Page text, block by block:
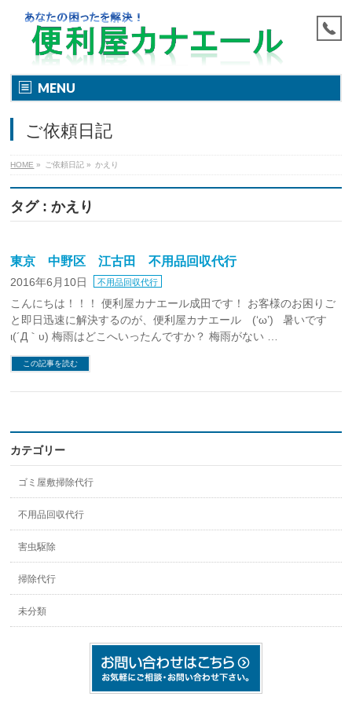
MENU
ご依頼日記
HOME » ご依頼日記 » かえり
タグ : かえり
東京 中野区 江古田 不用品回収代行
2016年6月10日 不用品回収代行
こんにちは！！！ 便利屋カナエール成田です！ お客様のお困りご
と即日迅速に解決するのが、便利屋カナエール (‘ω’) 暑いです
ι(´Д｀υ) 梅雨はどこへいったんですか？ 梅雨がない …
この記事を読む
カテゴリー
ゴミ屋敷掃除代行
不用品回収代行
害虫駆除
掃除代行
未分類